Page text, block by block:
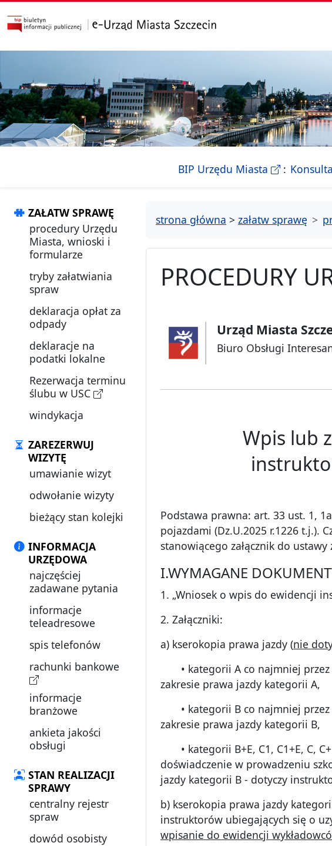
przejdź do głównego menu
BIP Urzędu Miasta - Biletyn
ZAŁATW SPRAWĘ
procedury Urzędu
Miasta, wnioski i
formularze
tryby załatwiania
spraw
deklaracja opłat za
odpady
deklaracje na
podatki lokalne
Rezerwacja terminu
ślubu w USC
windykacja
ZAREZERWUJ
WIZYTĘ
umawianie wizyt
odwołanie wizyty
bieżący stan kolejki
INFORMACJA
URZĘDOWA
najczęściej
zadawane pytania
informacje
teleadresowe
spis telefonów
rachunki bankowe
informacje
branżowe
ankieta jakości
obsługi
STAN REALIZACJI
SPRAWY
centralny rejestr
spraw
dowód osobisty
strona główna > załatw sprawę
PROCEDURY
Urząd Miasta
Biuro Obsługi
Wpis lub
Podstawa prawna: art. 33 ust. 1,
pojazdami (Dz.U.2025 r.1226 t.j.).
stanowiącego załącznik do
I.WYMAGANE
1. „Wniosek o wpis do ewidencji
2. Załączniki:
a) kserokopia prawa jazdy (nie
• kategorii A co najmniej przez
zakresie prawa jazdy kategorii A,
• kategorii B co najmniej przez
zakresie prawa jazdy kategorii B,
• kategorii B+E, C1, C1+E, C,
doświadczenie w prowadzeniu
jazdy kategorii B - dotyczy
b) kserokopia prawa jazdy
instruktorów ubiegających się o
wpisanie do ewidencji